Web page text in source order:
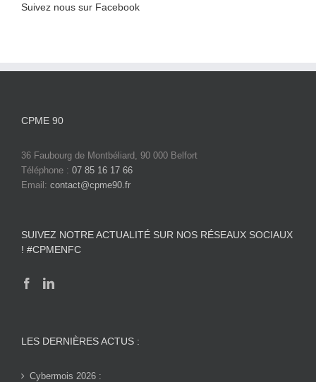
Suivez nous sur Facebook
CPME 90
36 Faubourg de Montbéliard, 90 000 Belfort
Téléphone : 07 85 16 17 66
Email: contact@cpme90.fr
SUIVEZ NOTRE ACTUALITÉ SUR NOS RÉSEAUX SOCIAUX
! #CPMENFC
LES DERNIÈRES ACTUS :
Cybermois 2026 :